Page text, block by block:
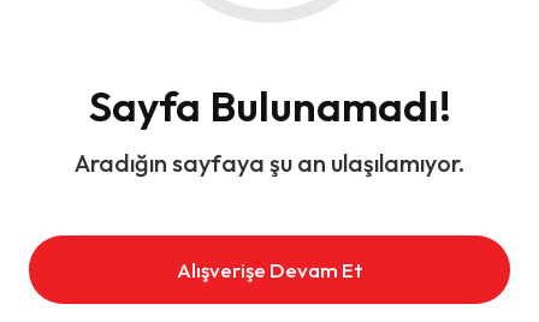
Sayfa Bulunamadı!
Aradığın sayfaya şu an ulaşılamıyor.
Alışverişe Devam Et